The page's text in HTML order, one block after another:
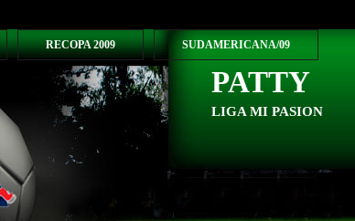
PATTY
LIGA MI PASION
RECOPA 2009 SUDAMERICANA/09